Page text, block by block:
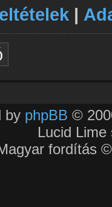
|
by phpBB ©
Lucid
fordítás